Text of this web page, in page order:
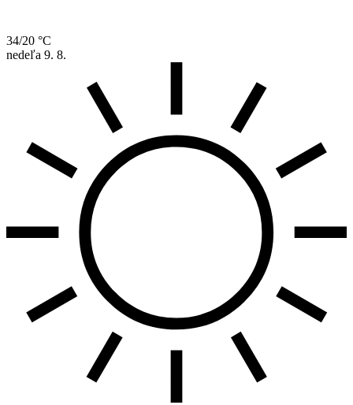
34/20 °C
nedeľa 9. 8.